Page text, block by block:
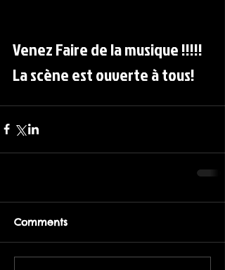
Venez Faire de la musique !!!!!
La scène est ouverte à tous!
Comments